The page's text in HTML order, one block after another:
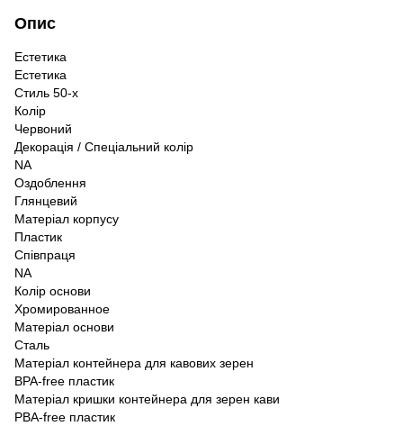
Опис
Естетика
Естетика
Стиль 50-х
Колір
Червоний
Декорація / Спеціальний колір
NA
Оздоблення
Глянцевий
Матеріал корпусу
Пластик
Співпраця
NA
Колір основи
Хромированное
Матеріал основи
Сталь
Матеріал контейнера для кавових зерен
BPA-free пластик
Матеріал кришки контейнера для зерен кави
PBA-free пластик